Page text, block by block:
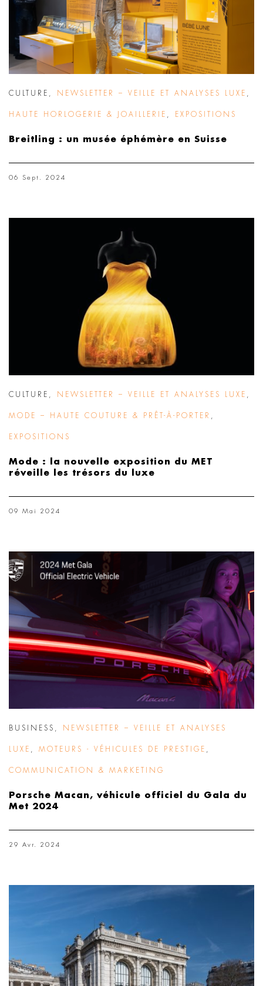
CULTURE NEWSLETTER – VEILLE ET ANALYSES LUXE
HAUTE HORLOGERIE & JOAILLERIE EXPOSITIONS
Breitling : un musée éphémère en Suisse
06 Sept. 2024
CULTURE NEWSLETTER – VEILLE ET ANALYSES LUXE
MODE – HAUTE COUTURE & PRÊT-À-PORTER
EXPOSITIONS
Mode : la nouvelle exposition du MET
réveille les trésors du luxe
09 Mai 2024
BUSINESS NEWSLETTER – VEILLE ET ANALYSES
LUXE MOTEURS - VÉHICULES DE PRESTIGE
COMMUNICATION & MARKETING
Porsche Macan, véhicule officiel du Gala du
Met 2024
29 Avr. 2024